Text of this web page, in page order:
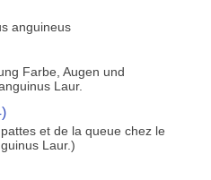
anguineus
Farbe, Augen und
Laur.
et de la queue chez le
Laur.)